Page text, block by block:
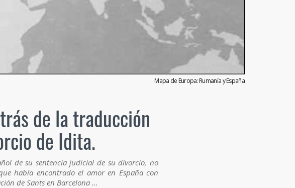
Mapa de Europa: Rumanía y España
de la traducción
de Idita.
de su sentencia judicial de su divorcio, no
había encontrado el amor en España con
de Sants en Barcelona …